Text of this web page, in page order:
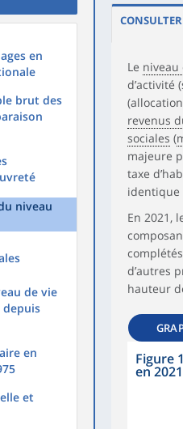
en
brut des
niveau
de vie
depuis
en
et
CONSULTER
Le niveau
d’activité
revenus
sociales (
majeure
taxe
identique
En 2021,
d’autres
hauteur
Figure
en 2021